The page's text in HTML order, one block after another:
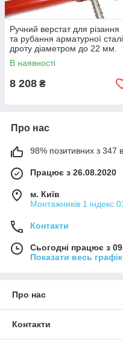
Ручний верстат для різання
та рубання арматурної сталі
дроту діаметром до 22 мм.
Afacan 22MM
В наявності
8 208 ₴
Про нас
98% позитивних з 347
Працює з 26.08.2020
м. Київ
Монтажників 1 індекс
Контакти
Сьогодні працює з
Показати весь
Про нас
Контакти